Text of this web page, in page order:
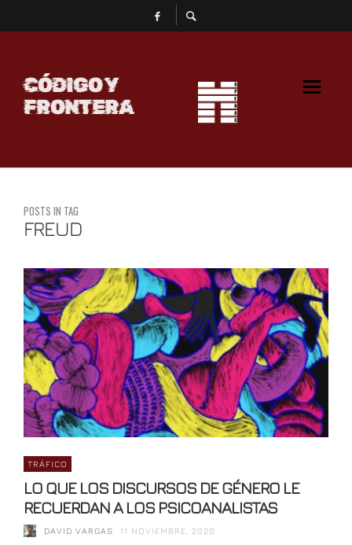
CÓDIGO Y
FRONTERA
POSTS IN TAG
FREUD
TRÁFICO
LO QUE LOS DISCURSOS DE GÉNERO LE
RECUERDAN A LOS PSICOANALISTAS
DAVID VARGAS 11 NOVIEMBRE, 2020